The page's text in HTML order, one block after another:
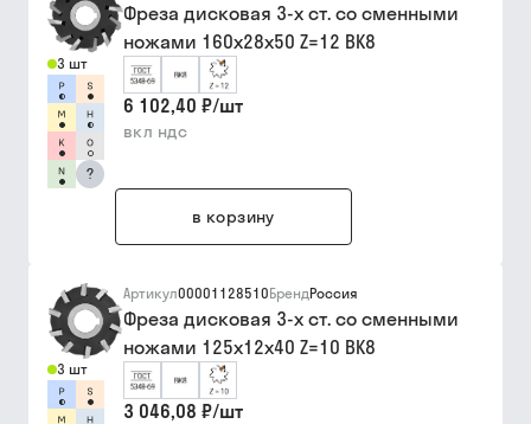
3 шт
?
Фреза дисковая 3-х ст. со сменными
ножами 160х28х50 Z=12 ВК8
6 102,40 ₽/шт
вкл ндс
в корзину
3 шт
Артикул00001128510БрендРоссия
Фреза дисковая 3-х ст. со сменными
ножами 125х12х40 Z=10 ВК8
3 046,08 ₽/шт